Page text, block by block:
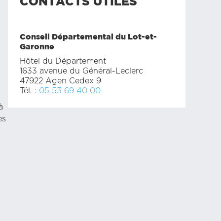
Conseil Départemental du Lot-et-
Garonne
Hôtel du Département
1633 avenue du Général-Leclerc
47922 Agen Cedex 9
Tél. : 05 53 69 40 00